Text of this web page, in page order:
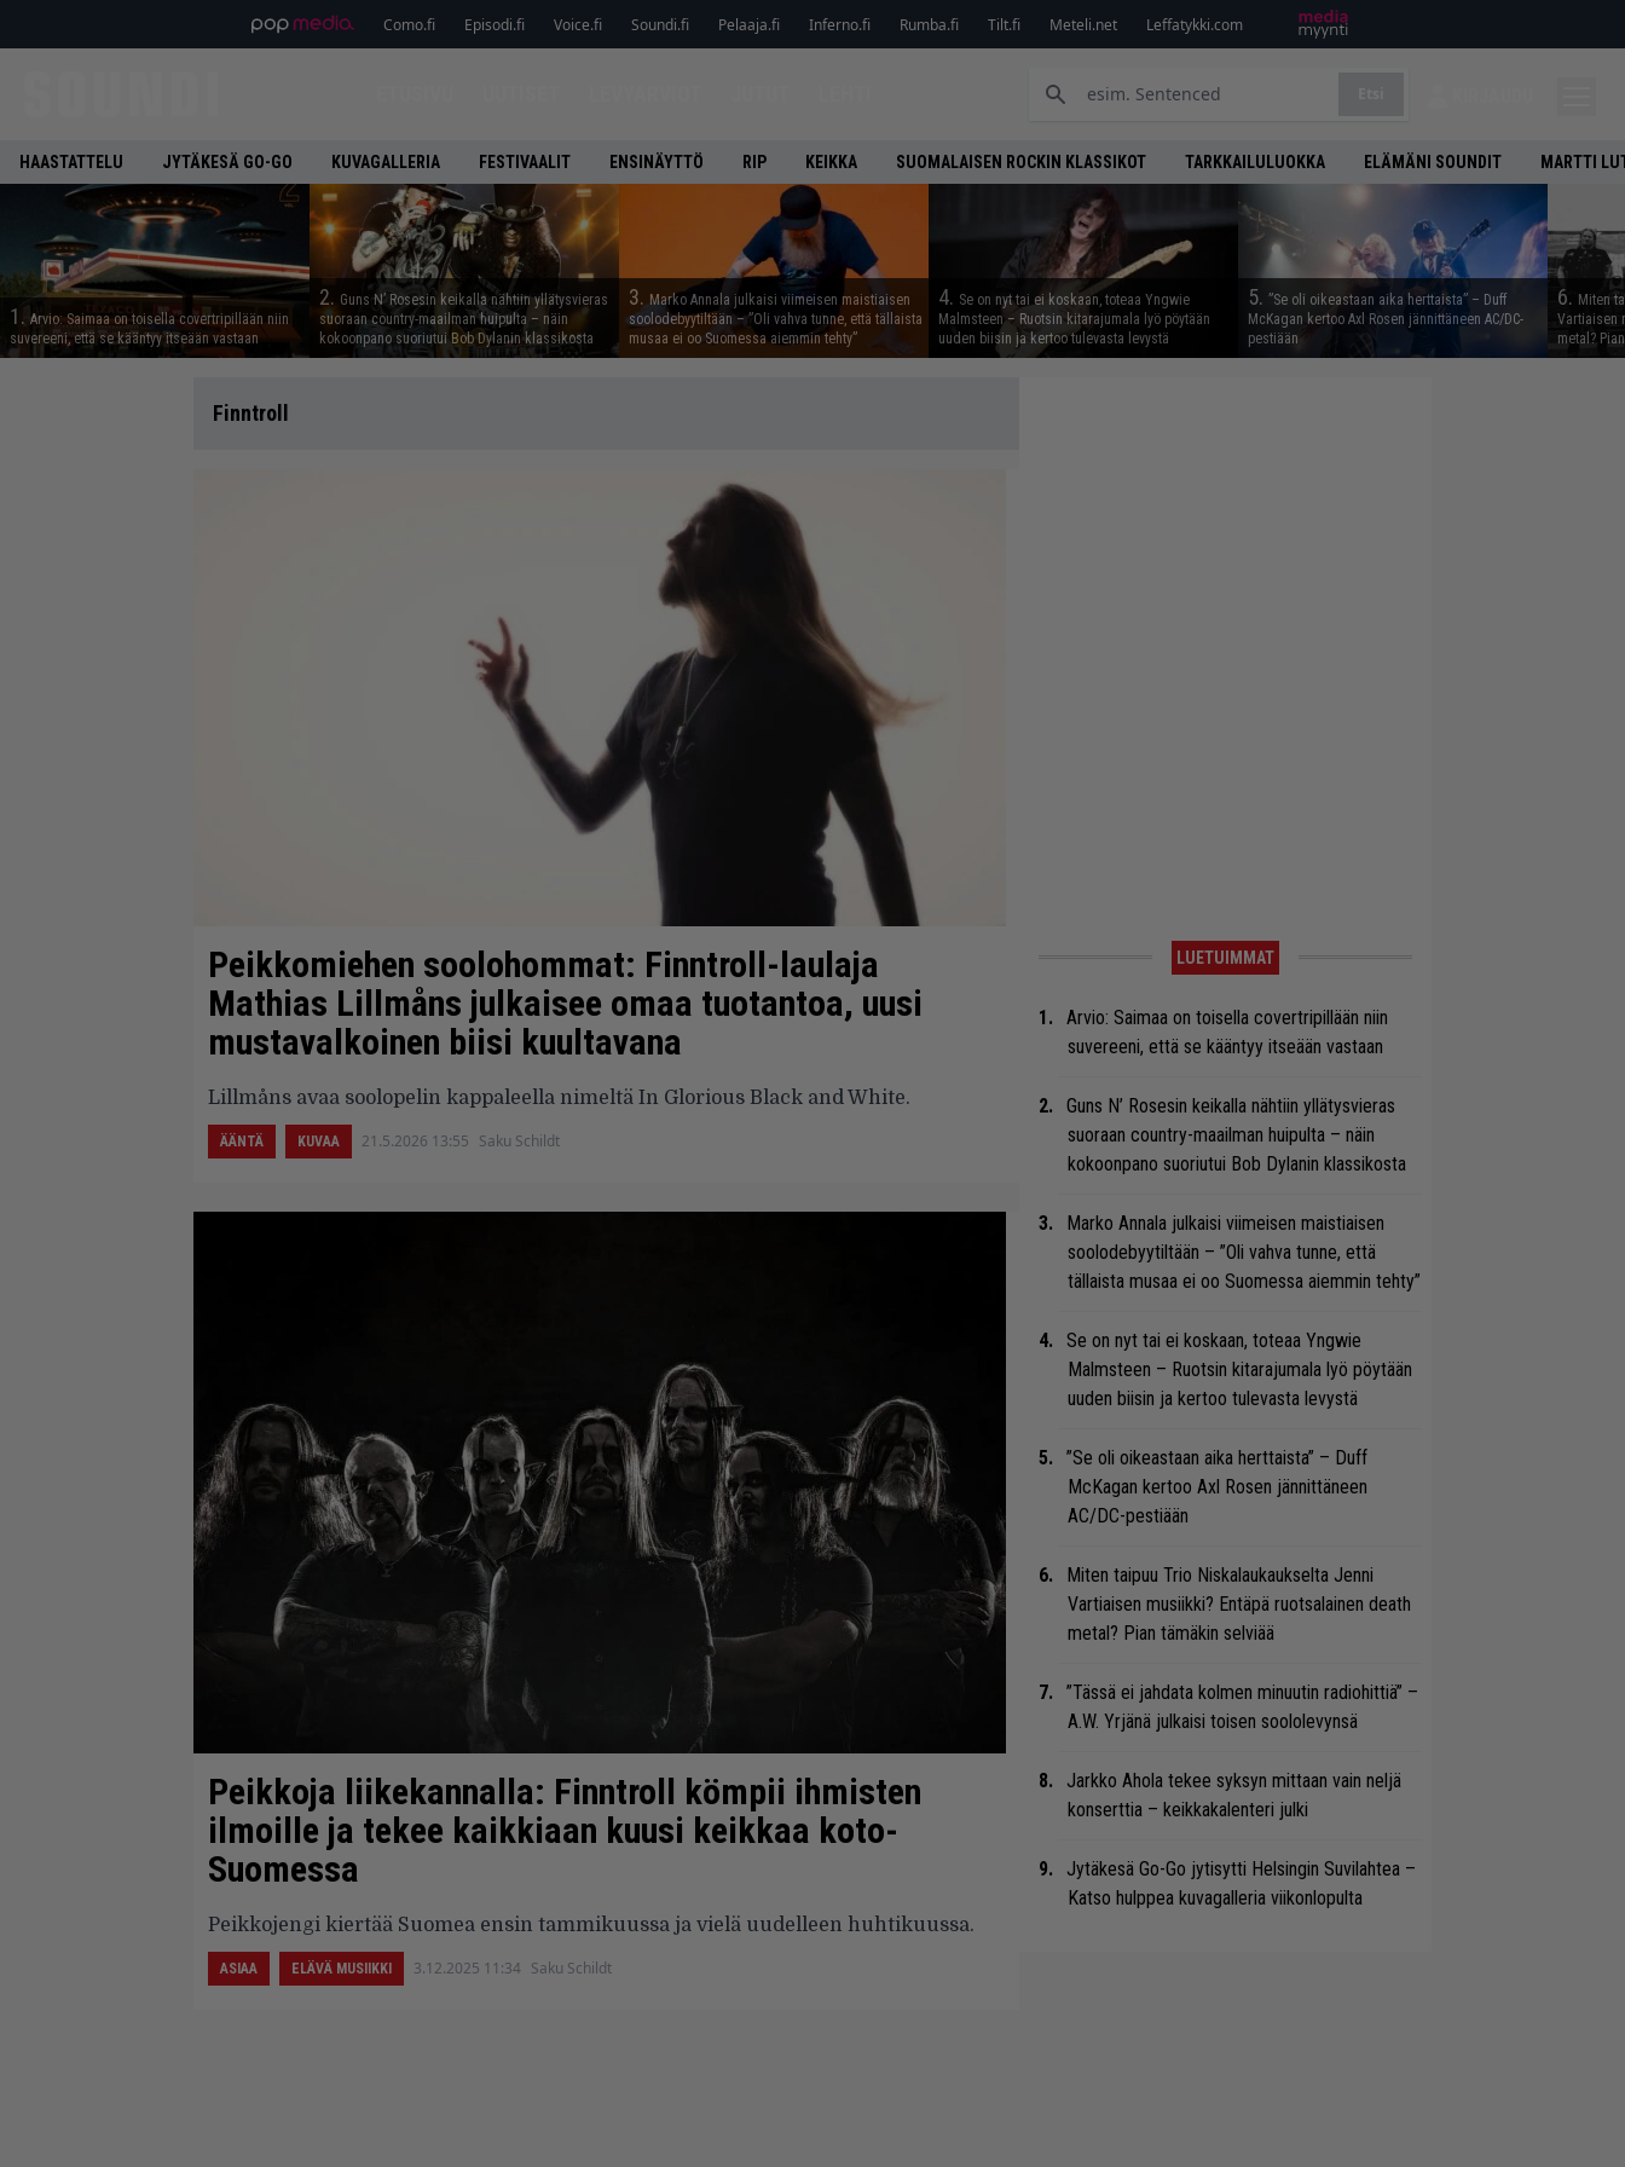
Como.fi Episodi.fi Voice.fi Soundi.fi Pelaaja.fi Inferno.fi Rumba.fi Tilt.fi Meteli.net Leffatykki.com
HAASTATTELU JYTÄKESÄ GO-GO KUVAGALLERIA FESTIVAALIT ENSINÄYTTÖ RIP KEIKKA SUOMALAISEN ROCKIN KLASSIKOT TARKKAILULUOKKA ELÄMÄNI SOUNDIT MARTTI
1. Arvio: Saimaa on toisella covertripillään niin
suvereeni, että se kääntyy itseään vastaan
2. Guns N’ Rosesin keikalla nähtiin yllätysvieras
suoraan country-maailman huipulta – näin
kokoonpano suoriutui Bob Dylanin klassikosta
3. Marko Annala julkaisi viimeisen maistiaisen
soolodebyytiltään – ”Oli vahva tunne, että tällaista
musaa ei oo Suomessa aiemmin tehty”
4. Se on nyt tai ei koskaan, toteaa Yngwie
Malmsteen – Ruotsin kitarajumala lyö pöytään
uuden biisin ja kertoo tulevasta levystä
5. ”Se oli oikeastaan aika herttaista” – Duff
McKagan kertoo Axl Rosen jännittäneen AC/DC-
pestiään
6. Miten
Vartiaisen
metal?
Finntroll
Peikkomiehen soolohommat: Finntroll-laulaja
Mathias Lillmåns julkaisee omaa tuotantoa, uusi
mustavalkoinen biisi kuultavana
Lillmåns avaa soolopelin kappaleella nimeltä In Glorious Black and White.
ÄÄNTÄ KUVAA 21.5.2026 13:55 Saku Schildt
Peikkoja liikekannalla: Finntroll kömpii ihmisten
ilmoille ja tekee kaikkiaan kuusi keikkaa koto-
Suomessa
Peikkojengi kiertää Suomea ensin tammikuussa ja vielä uudelleen huhtikuussa.
ASIAA ELÄVÄ MUSIIKKI 3.12.2025 11:34 Saku Schildt
LUETUIMMAT
Arvio: Saimaa on toisella covertripillään niin
suvereeni, että se kääntyy itseään vastaan
Guns N’ Rosesin keikalla nähtiin yllätysvieras
suoraan country-maailman huipulta – näin
kokoonpano suoriutui Bob Dylanin klassikosta
Marko Annala julkaisi viimeisen maistiaisen
soolodebyytiltään – ”Oli vahva tunne, että
tällaista musaa ei oo Suomessa aiemmin tehty”
Se on nyt tai ei koskaan, toteaa Yngwie
Malmsteen – Ruotsin kitarajumala lyö pöytään
uuden biisin ja kertoo tulevasta levystä
”Se oli oikeastaan aika herttaista” – Duff
McKagan kertoo Axl Rosen jännittäneen
AC/DC-pestiään
Miten taipuu Trio Niskalaukaukselta Jenni
Vartiaisen musiikki? Entäpä ruotsalainen death
metal? Pian tämäkin selviää
”Tässä ei jahdata kolmen minuutin radiohittiä” –
A.W. Yrjänä julkaisi toisen soololevynsä
Jarkko Ahola tekee syksyn mittaan vain neljä
konserttia – keikkakalenteri julki
Jytäkesä Go-Go jytisytti Helsingin Suvilahtea –
Katso hulppea kuvagalleria viikonlopulta